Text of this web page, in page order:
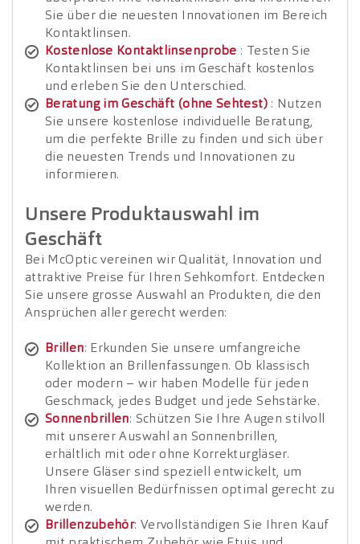
Sie über die neuesten Innovationen im Bereich
Kontaktlinsen.
Kostenlose Kontaktlinsenprobe : Testen Sie
Kontaktlinsen bei uns im Geschäft kostenlos
und erleben Sie den Unterschied.
Beratung im Geschäft (ohne Sehtest): Nutzen
Sie unsere kostenlose individuelle Beratung,
um die perfekte Brille zu finden und sich über
die neuesten Trends und Innovationen zu
informieren.
Unsere Produktauswahl im
Geschäft
Bei McOptic vereinen wir Qualität, Innovation und
attraktive Preise für Ihren Sehkomfort. Entdecken
Sie unsere grosse Auswahl an Produkten, die den
Ansprüchen aller gerecht werden:
Brillen: Erkunden Sie unsere umfangreiche
Kollektion an Brillenfassungen. Ob klassisch
oder modern – wir haben Modelle für jeden
Geschmack, jedes Budget und jede Sehstärke.
Sonnenbrillen: Schützen Sie Ihre Augen stilvoll
mit unserer Auswahl an Sonnenbrillen,
erhältlich mit oder ohne Korrekturgläser.
Unsere Gläser sind speziell entwickelt, um
Ihren visuellen Bedürfnissen optimal gerecht zu
werden.
Brillenzubehör: Vervollständigen Sie Ihren Kauf